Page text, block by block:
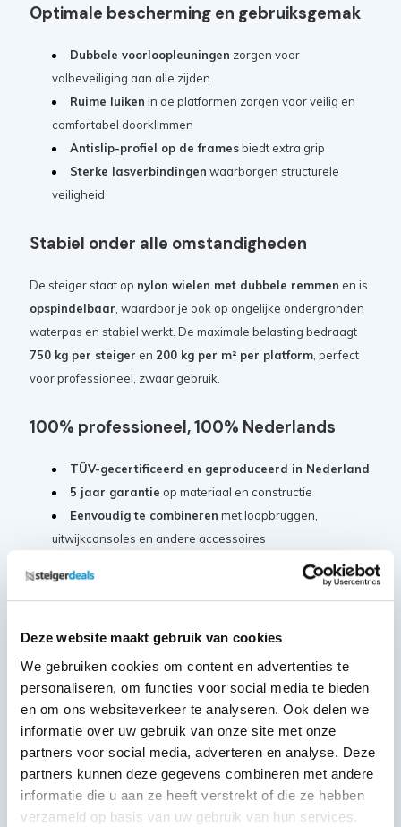
Deze website maakt gebruik van cookies
We gebruiken cookies om content en advertenties te
personaliseren, om functies voor social media te bieden
en om ons websiteverkeer te analyseren. Ook delen we
informatie over uw gebruik van onze site met onze
partners voor social media, adverteren en analyse. Deze
partners kunnen deze gegevens combineren met andere
informatie die u aan ze heeft verstrekt of die ze hebben
verzameld op basis van uw gebruik van hun services.
Optimale bescherming en gebruiksgemak
Dubbele voorloopleuningen zorgen voor
valbeveiliging aan alle zijden
Ruime luiken in de platformen zorgen voor veilig en
comfortabel doorklimmen
Antislip-profiel op de framesbiedt extra grip
Sterke lasverbindingen waarborgen structurele
veiligheid
Stabiel onder alle omstandigheden
De steiger staat op nylon wielen met dubbele remmen en is
opspindelbaar , waardoor je ook op ongelijke ondergronden
waterpas en stabiel werkt. De maximale belasting bedraagt
750 kg per steiger en 200 kg per m² per platform, perfect
voor professioneel, zwaar gebruik.
100% professioneel, 100% Nederlands
TÜV-gecertificeerd en geproduceerd in Nederland
5 jaar garantie op materiaal en constructie
Eenvoudig te combineren met loopbruggen,
uitwijkconsoles en andere accessoires
Europese norm EN 1004 Klasse III
Klaar voor iedere klus, waar dan ook
Of je nu werkt op een bouwplaats, bij renovaties of in de
industrie: met de Panthera Pro heb je alles in huis om
Samenstelling:
MAANDDEAL: Steigerwiel Nylon